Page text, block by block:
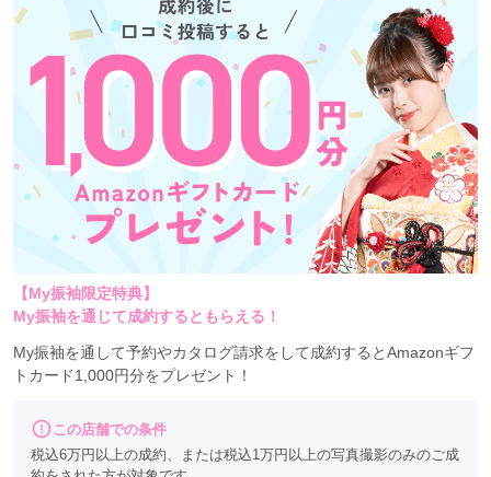
【My振袖限定特典】
My振袖を通じて成約するともらえる！
My振袖を通して予約やカタログ請求をして成約するとAmazonギフ
トカード1,000円分をプレゼント！
この店舗での条件
税込6万円以上の成約、または税込1万円以上の写真撮影のみのご成